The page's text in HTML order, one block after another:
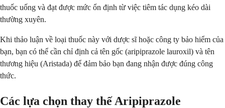
thuốc uống và đạt được mức ổn định từ việc tiêm tác dụng kéo dài
thường xuyên.
Khi thảo luận về loại thuốc này với dược sĩ hoặc công ty bảo hiểm của
bạn, bạn có thể cần chỉ định cả tên gốc (aripiprazole lauroxil) và tên
thương hiệu (Aristada) để đảm bảo bạn đang nhận được đúng công
thức.
Các lựa chọn thay thế Aripiprazole